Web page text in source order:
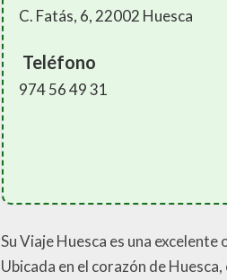
C. Fatás, 6, 22002 Huesca
Teléfono
974 56 49 31
Su Viaje Huesca es una
Ubicada en el corazón de